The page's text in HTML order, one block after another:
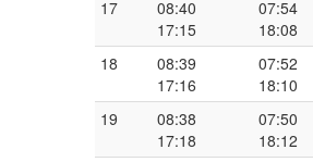
17
08:40
17:15
07:54
18:08
18
08:39
17:16
07:52
18:10
19
08:38
17:18
07:50
18:12